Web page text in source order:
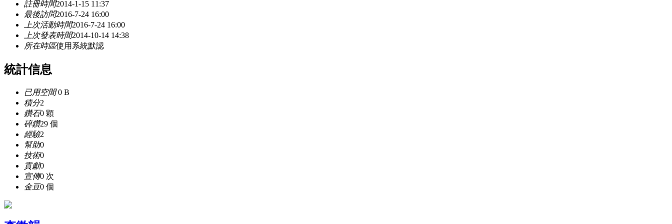
註冊時間2014-1-15 11:37
最後訪問2016-7-24 16:00
上次活動時間2016-7-24 16:00
上次發表時間2014-10-14 14:38
所在時區使用系統默認
統計信息
已用空間0 B
積分2
鑽石0 顆
碎鑽29 個
經驗2
幫助0
技術0
貢獻0
宣傳0 次
金豆0 個